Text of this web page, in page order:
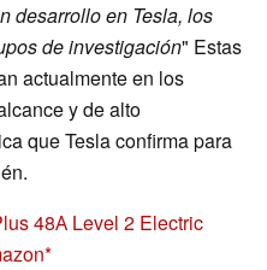
desarrollo en Tesla, los
de investigación" Estas
actualmente en los
y de alto
que Tesla confirma para
48А Level 2 Electric